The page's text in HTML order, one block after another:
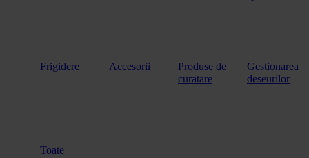
Frigidere Accesorii
Produse de
curatare
Gestionarea
deseurilor
Toate